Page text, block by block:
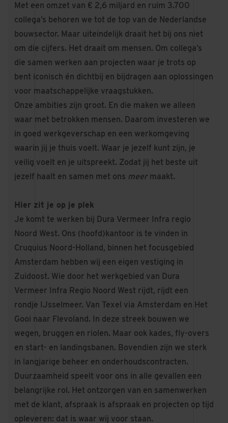
Met een omzet van € 2,6 miljard en ruim 3.700
collega’s behoren we tot de top van de Nederlandse
bouwsector. Maar uiteindelijk draait het bij ons niet
om die cijfers. Het draait om mensen. Om collega’s
die samen werken aan projecten waar je trots op
bent iconisch én dichtbij en bijdragen aan oplossingen
voor maatschappelijke vraagstukken.
Onze ambities zijn groot. En die maken we alleen
waar met betrokken mensen. Daarom investeren we
in goed werkgeverschap en een werkomgeving
waarin jij je thuis voelt. Waar je jezelf kunt zijn, je
veilig voelt en je uitspreekt. Zodat jij het beste uit
jezelf haalt en samen met ons meermaakt.
Hier zit je op je plek
Je komt te werken bij Dura Vermeer Infra regio
Noord West. Ons (hoofd)kantoor is te vinden in
Cruquius Noord-Holland, binnen het focusgebied
Amsterdam hebben wij een eigen vestiging in
Zuidoost. Wie door het werkgebied van Dura
Vermeer Infra Regio Noord West rijdt, rijdt een
rondje IJsselmeer. Van Texel via Amsterdam en Het
Gooi naar Flevoland. In deze streek bouwen we
wegen, bruggen en riolen. Maar ook kades, fly-overs
en start- en landingsbanen. Bovendien zijn we sterk
in langjarige beheer en onderhoudscontracten.
Duurzaamheid speelt voor ons in alle gevallen een
belangrijke rol. Het ontzorgen van en samenwerken
met de klant, afspraak is afspraak en projecten op tijd
opleveren: dat is waar wij voor staan.